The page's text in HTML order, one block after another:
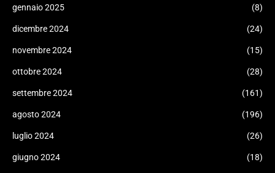
gennaio 2025 (8)
dicembre 2024 (24)
novembre 2024 (15)
ottobre 2024 (28)
settembre 2024 (161)
agosto 2024 (196)
luglio 2024 (26)
giugno 2024 (18)